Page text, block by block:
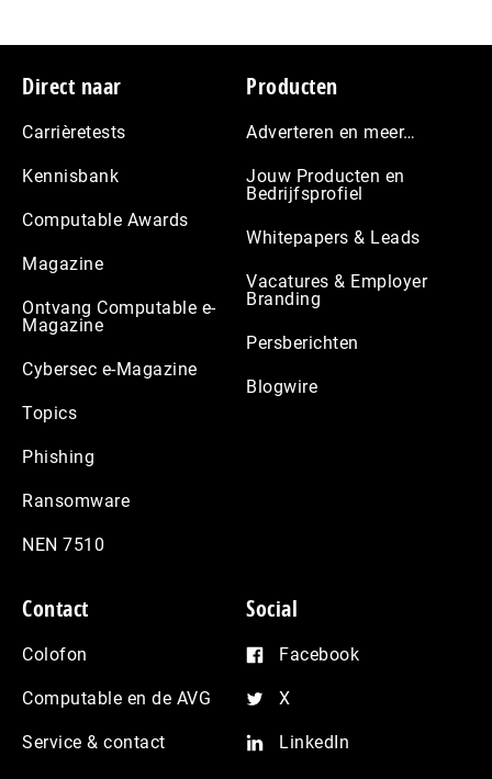
Footer
Direct naar
Carrièretests
Kennisbank
Computable Awards
Magazine
Ontvang Computable e-
Magazine
Cybersec e-Magazine
Topics
Phishing
Ransomware
NEN 7510
Producten
Adverteren en meer…
Jouw Producten en
Bedrijfsprofiel
Whitepapers & Leads
Vacatures & Employer
Branding
Persberichten
Blogwire
Contact
Colofon
Computable en de AVG
Service & contact
Social
Facebook
X
LinkedIn